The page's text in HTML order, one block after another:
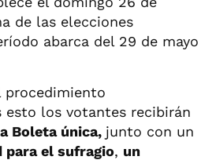
de las elecciones
abarca del 29 de mayo
procedimiento
esto los votantes recibirán
Boleta única, junto con un
para el sufragio, un